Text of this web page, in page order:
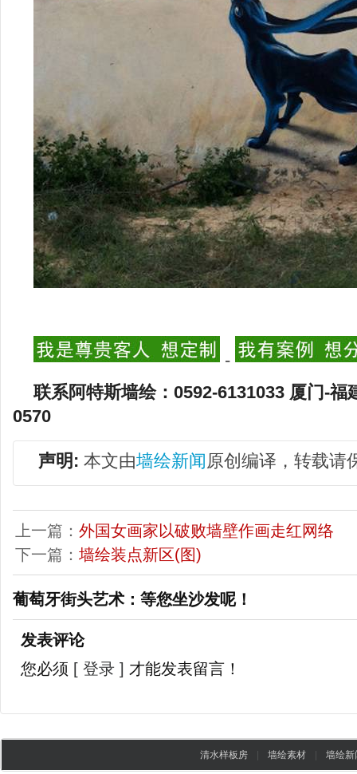
-
联系阿特斯墙绘：0592-6131033 厦门-福
0570
声明: 本文由墙绘新闻原创编译，转载请
上一篇： 外国女画家以破败墙壁作画走红网络
下一篇： 墙绘装点新区(图)
葡萄牙街头艺术：等您坐沙发呢！
发表评论
您必须 [ 登录 ] 才能发表留言！
清水样板房 墙绘素材 墙绘新